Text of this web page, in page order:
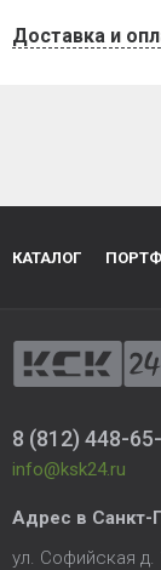
Доставка и
КАТАЛОГ
8 (812) 448-
info@ksk24.ru
Адрес в Санкт-
ул. Софийская